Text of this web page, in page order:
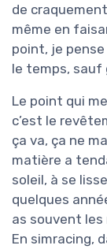
de
même en
point, je
le temps, sauf
Le point qui
c’est le
ça va, ça ne
matière a
soleil, à se
quelques
as souvent les
En simracing,